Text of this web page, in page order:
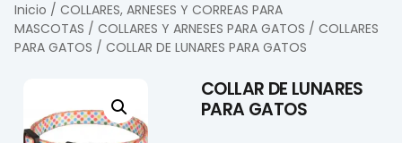
Inicio / COLLARES, ARNESES Y CORREAS PARA
MASCOTAS / COLLARES Y ARNESES PARA GATOS / COLLARES
PARA GATOS / COLLAR DE LUNARES PARA GATOS
COLLAR DE LUNARES
PARA GATOS